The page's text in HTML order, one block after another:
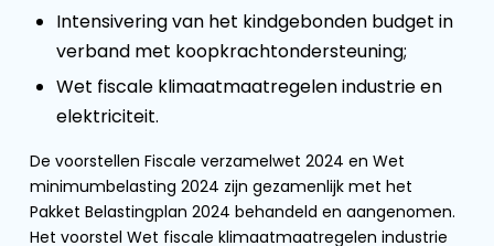
Intensivering van het kindgebonden budget in
verband met koopkrachtondersteuning;
Wet fiscale klimaatmaatregelen industrie en
elektriciteit.
De voorstellen Fiscale verzamelwet 2024 en Wet
minimumbelasting 2024 zijn gezamenlijk met het
Pakket Belastingplan 2024 behandeld en aangenomen.
Het voorstel Wet fiscale klimaatmaatregelen industrie